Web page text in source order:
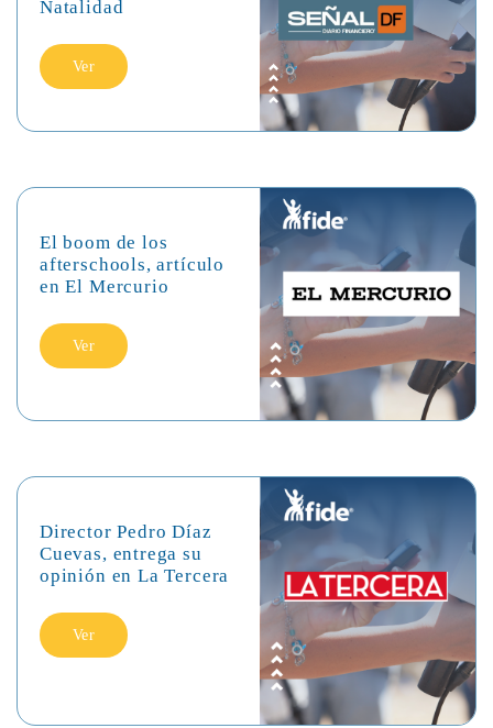
Natalidad
Ver
El boom de los
afterschools, artículo
en El Mercurio
Ver
Director Pedro Díaz
Cuevas, entrega su
opinión en La Tercera
Ver